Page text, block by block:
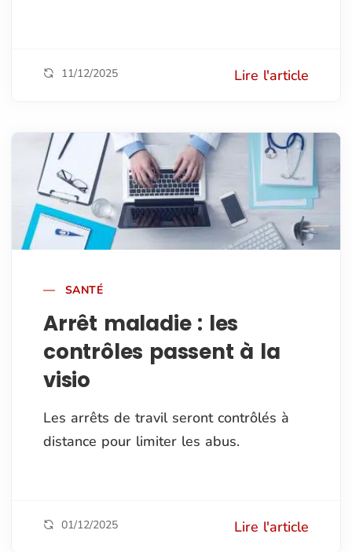
11/12/2025 Lire l'article
SANTÉ
Arrêt maladie : les
contrôles passent à la
visio
Les arrêts de travil seront contrôlés à
distance pour limiter les abus.
01/12/2025 Lire l'article